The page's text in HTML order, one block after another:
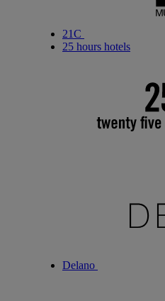
21C
25 hours hotels
Delano